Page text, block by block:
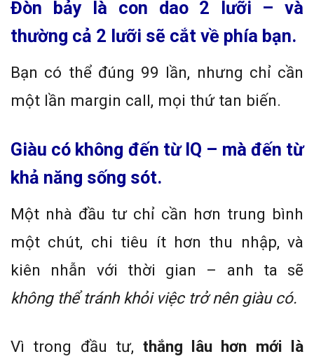
Đòn bảy là con dao 2 lưỡi – và
thường cả 2 lưỡi sẽ cắt về phía bạn.
Bạn có thể đúng 99 lần, nhưng chỉ cần
một lần margin call, mọi thứ tan biến.
Giàu có không đến từ IQ – mà đến từ
khả năng sống sót.
Một nhà đầu tư chỉ cần hơn trung bình
một chút, chi tiêu ít hơn thu nhập, và
kiên nhẫn với thời gian – anh ta sẽ
không thể tránh khỏi việc trở nên giàu có.
Vì trong đầu tư, thắng lâu hơn mới là